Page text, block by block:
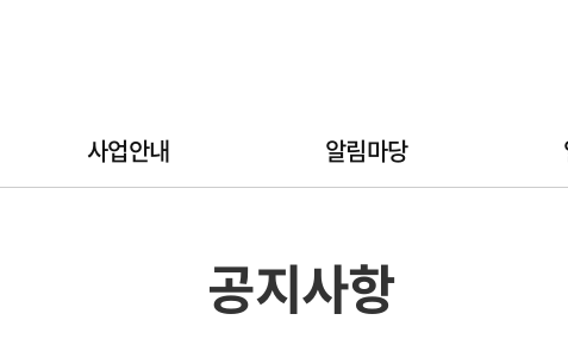
사업안내 알림마당
공지사항